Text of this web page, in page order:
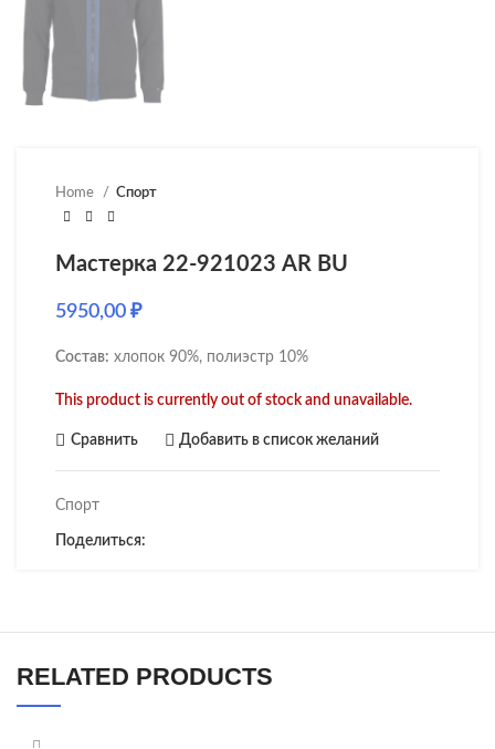
Home Спорт
Мастерка 22-921023 AR BU
5950,00 ₽
Состав: хлопок 90%, полиэстр 10%
This product is currently out of stock and unavailable.
Сравнить Добавить в список желаний
Спорт
Поделиться:
RELATED PRODUCTS